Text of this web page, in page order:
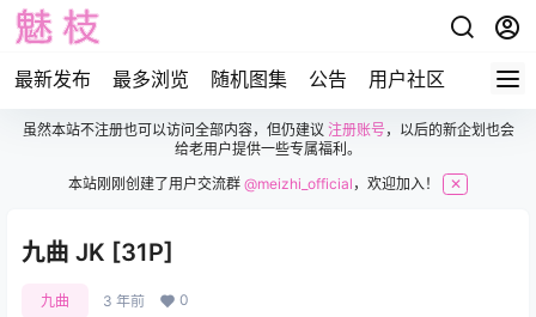
最新发布 最多浏览 随机图集 公告 用户社区
虽然本站不注册也可以访问全部内容，但仍建议 注册账号，以后的新企划也会
给老用户提供一些专属福利。
本站刚刚创建了用户交流群@meizhi_official ，欢迎加入！ ✕
九曲 JK [31P]
九曲 3 年前 0